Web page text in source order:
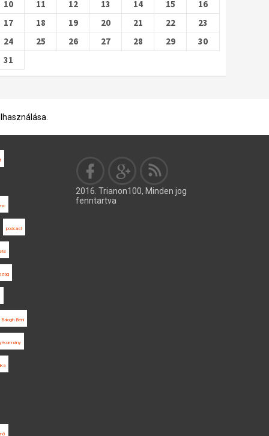
10
11 12 13 14 15
16
17
18 19 20 21 22
23
24
25 26 27 28 29
30
31
podcast
Balogh Béni
kormány
2016. Trianon100, Minden jog
fenntartva